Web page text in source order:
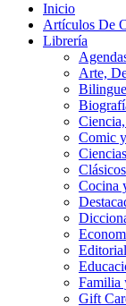
Inicio
Artículos De
Librería
Arte,
Comic
Clásicos
Cocina
Familia
Gift